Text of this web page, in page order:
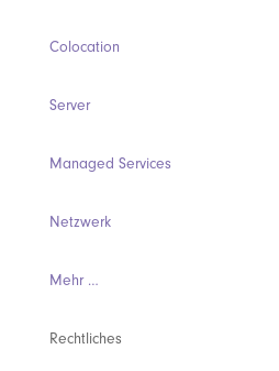
Colocation
Server
Managed Services
Netzwerk
Mehr …
Rechtliches